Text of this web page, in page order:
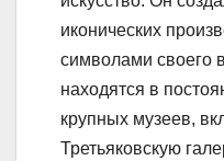
иконических
символами своего
находятся в
крупных музеев,
Третьяковскую